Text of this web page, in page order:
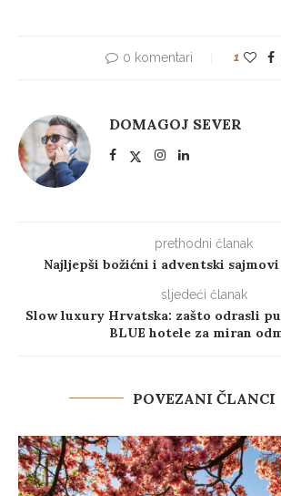
0 komentari 1
DOMAGOJ SEVER
prethodni članak
Najljepši božićni i adventski sajmovi
sljedeći članak
Slow luxury Hrvatska: zašto odrasli
BLUE hotele za miran
POVEZANI ČLANCI